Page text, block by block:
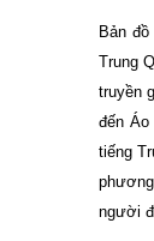
Bản
Trung
truyền
đến
tiếng
người